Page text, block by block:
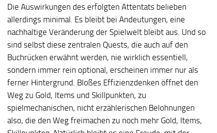
Die Auswirkungen des erfolgten Attentats belieben
allerdings minimal. Es bleibt bei Andeutungen, eine
nachhaltige Veränderung der Spielwelt bleibt aus. Und so
sind selbst diese zentralen Quests, die auch auf den
Buchrücken erwähnt werden, nie wirklich essentiell,
sondern immer rein optional, erscheinen immer nur als
ferner Hintergrund. Bloßes Effizienzdenken öffnet den
Weg zu Gold, Items und Skillpunkten, zu
spielmechanischen, nicht erzählerischen Belohnungen
also, die den Weg freimachen zu noch mehr Gold, Items,